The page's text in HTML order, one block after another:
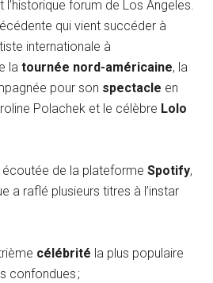
l’historique forum de Los Angeles.
qui vient succéder à
internationale à
latournée nord-américaine, la
pour son spectacle en
Polachek et le célèbre Lolo
écoutée de la plateformeSpotify,
a raflé plusieurs titres à l’instar
célébrité la plus populaire
confondues ;